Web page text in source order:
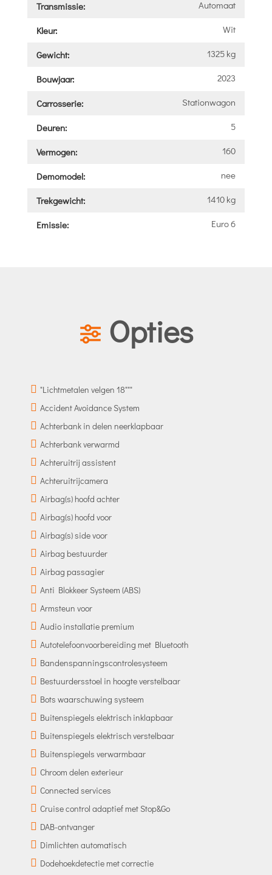
Transmissie: Automaat
Kleur: Wit
Gewicht: 1325 kg
Bouwjaar: 2023
Carrosserie: Stationwagon
Deuren: 5
Vermogen: 160
Demomodel: nee
Trekgewicht: 1410 kg
Emissie: Euro 6
Opties
"Lichtmetalen velgen 18"""
Accident Avoidance System
Achterbank in delen neerklapbaar
Achterbank verwarmd
Achteruitrij assistent
Achteruitrijcamera
Airbag(s) hoofd achter
Airbag(s) hoofd voor
Airbag(s) side voor
Airbag bestuurder
Airbag passagier
Anti Blokkeer Systeem (ABS)
Armsteun voor
Audio installatie premium
Autotelefoonvoorbereiding met Bluetooth
Bandenspanningscontrolesysteem
Bestuurdersstoel in hoogte verstelbaar
Bots waarschuwing systeem
Buitenspiegels elektrisch inklapbaar
Buitenspiegels elektrisch verstelbaar
Buitenspiegels verwarmbaar
Chroom delen exterieur
Connected services
Cruise control adaptief met Stop&Go
DAB-ontvanger
Dimlichten automatisch
Dodehoekdetectie met correctie